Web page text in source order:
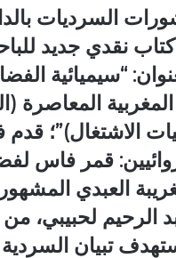
السرديات
نقدي جديد
“سيميائية
المعاصرة
الاشتغال)”؛
قمر فاس
العبدي
الرحيم لحبيبي،
تبيان السردية